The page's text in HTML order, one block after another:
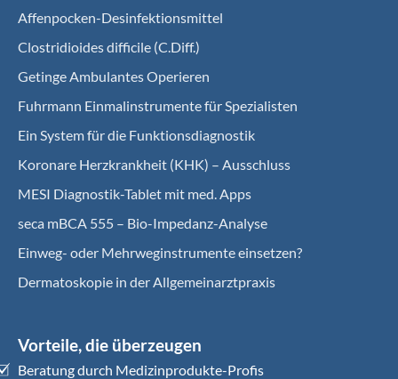
Affenpocken-Desinfektionsmittel
Clostridioides difficile (C.Diff.)
Getinge Ambulantes Operieren
Fuhrmann Einmalinstrumente für Spezialisten
Ein System für die Funktionsdiagnostik
Koro­nare Herz­krank­heit (KHK) – Ausschluss
MESI Diagnostik-Tablet mit med. Apps
seca mBCA 555 – Bio-Impedanz-Analyse
Einweg- oder Mehrweginstrumente einsetzen?
Dermatoskopie in der Allgemeinarztpraxis
Vorteile, die überzeugen
Beratung durch Medizinprodukte-Profis